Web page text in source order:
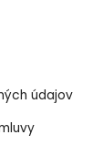
údajov